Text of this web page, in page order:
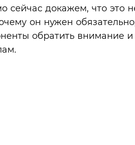
сейчас докажем, что это
он нужен
обратить внимание и